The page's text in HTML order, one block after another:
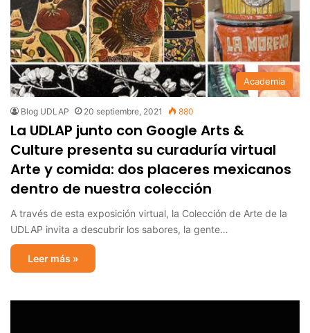
Academia
Blog UDLAP 20 septiembre, 2021 880
La UDLAP junto con Google Arts &
Culture presenta su curaduría virtual
Arte y comida: dos placeres mexicanos
dentro de nuestra colección
A través de esta exposición virtual, la Colección de Arte de la
UDLAP invita a descubrir los sabores, la gente…
Leer más »